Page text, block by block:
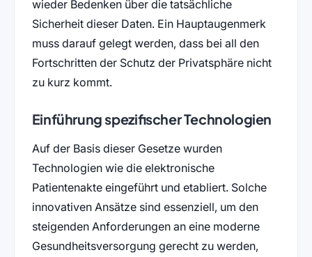
wieder Bedenken über die tatsächliche
Sicherheit dieser Daten. Ein Hauptaugenmerk
muss darauf gelegt werden, dass bei all den
Fortschritten der Schutz der Privatsphäre nicht
zu kurz kommt.
Einführung spezifischer Technologien
Auf der Basis dieser Gesetze wurden
Technologien wie die elektronische
Patientenakte eingeführt und etabliert. Solche
innovativen Ansätze sind essenziell, um den
steigenden Anforderungen an eine moderne
Gesundheitsversorgung gerecht zu werden,